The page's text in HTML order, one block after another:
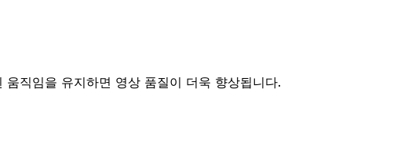
직임을 유지하면 영상 품질이 더욱 향상됩니다.